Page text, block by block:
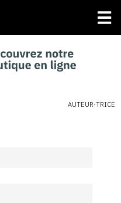
AUTEUR·TRICE